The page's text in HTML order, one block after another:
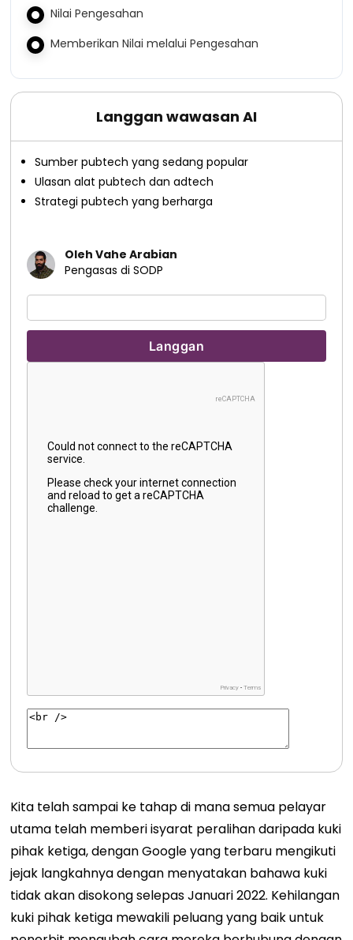
Nilai Pengesahan
Memberikan Nilai melalui Pengesahan
Langgan wawasan AI
Sumber pubtech yang sedang popular
Ulasan alat pubtech dan adtech
Strategi pubtech yang berharga
Oleh Vahe Arabian
Pengasas di SODP
Kita telah sampai ke tahap di mana semua pelayar
utama telah memberi isyarat peralihan daripada kuki
pihak ketiga, dengan Google yang terbaru mengikuti
jejak langkahnya dengan menyatakan bahawa kuki
tidak akan disokong selepas Januari 2022. Kehilangan
kuki pihak ketiga mewakili peluang yang baik untuk